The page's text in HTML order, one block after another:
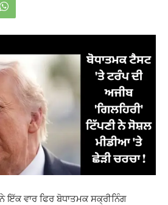
ਇੱਕ ਵਾਰ ਫਿਰ ਬੋਧਾਤਮਕ ਸਕ੍ਰੀਨਿੰਗ